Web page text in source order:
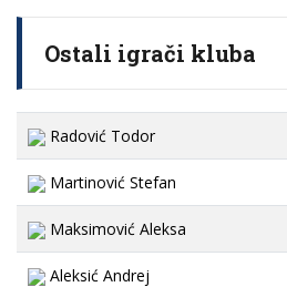
Ostali igrači kluba
Radović Todor
Martinović Stefan
Maksimović Aleksa
Aleksić Andrej